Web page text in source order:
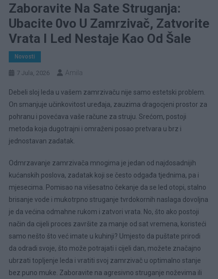
Zaboravite Na Sate Struganja:
Ubacite 0vo U Zamrzivač, Zatvorite
Vrata I Led Nestaje Kao Od Šale
Novosti
7 Jula, 2026 Amila
Debeli sloj leda u vašem zamrzivaču nije samo estetski problem.
On smanjuje učinkovitost uređaja, zauzima dragocjeni prostor za
pohranu i povećava vaše račune za struju. Srećom, postoji
metoda koja dugotrajni i omraženi posao pretvara u brz i
jednostavan zadatak.
Odmrzavanje zamrzivača mnogima je jedan od najdosadnijih
kućanskih poslova, zadatak koji se često odgađa tjednima, pa i
mjesecima. Pomisao na višesatno čekanje da se led otopi, stalno
brisanje vode i mukotrpno struganje tvrdokornih naslaga dovoljna
je da većina odmahne rukom i zatvori vrata. No, što ako postoji
način da cijeli proces završite za manje od sat vremena, koristeći
samo nešto što već imate u kuhinji? Umjesto da puštate prirodi
da odradi svoje, što može potrajati i cijeli dan, možete značajno
ubrzati topljenje leda i vratiti svoj zamrzivač u optimalno stanje
bez puno muke. Zaboravite na agresivno struganje noževima ili